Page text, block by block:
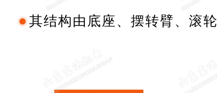
其结构由底座、摆转臂、滚